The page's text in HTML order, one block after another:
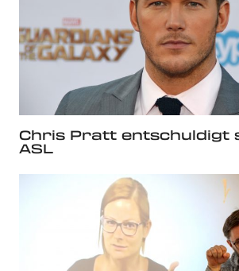
Chris Pratt entschuldigt
ASL